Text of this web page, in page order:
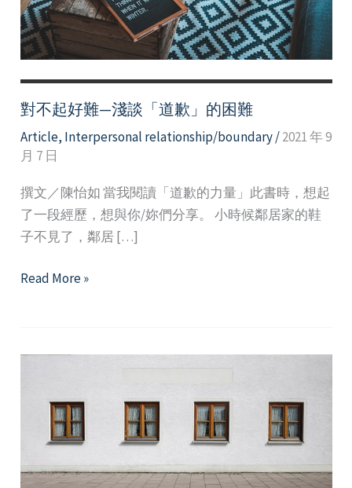
對不起好難—淺談「道歉」的困難
Article, Interpersonal relationship/boundary/2021 年 9
月 7 日
撰文／陳怡如 當我閱讀「道歉的力量」此書時，想起
了一段經歷，想與你/妳們分享。 小時候鄰居家的鞋
子不見了，鄰居 […]
對
歉」
Read More »